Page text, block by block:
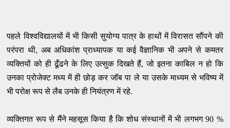
पहले विश्वविद्यालयों में भी किसी सुयोग्य पात्र के हाथों में विरासत सौंपने की
परंपरा थी, अब अधिकांश प्राध्यापक या कई वैज्ञानिक भी अपने से कमतर
व्यक्तियों को ही ढूँढने के लिए उत्सुक दिखते हैं, जो इतना काबिल न हो कि
उनका प्रोजेक्ट मध्य में ही छोड़ कर जॉब पा ले या उसके माध्यम से भविष्य में
भी परोक्ष रूप से लैब उनके ही नियंत्रण में रहे.
व्यक्तिगत रूप से मैंने महसूस किया है कि शोध संस्थानों में भी लगभग 90 %